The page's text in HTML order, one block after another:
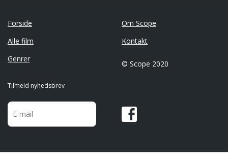
Forside
Alle film
Genrer
Om Scope
Kontakt
© Scope 2020
Tilmeld nyhedsbrev